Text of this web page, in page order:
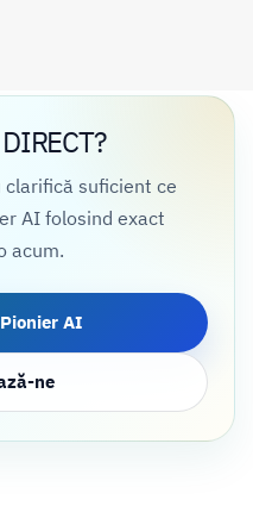
suficient ce
AI folosind exact
acum.
AI
ne